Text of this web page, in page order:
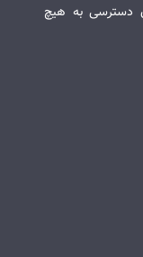
دسترسی به هیچ